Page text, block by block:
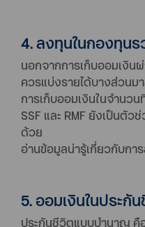
4. ลงทุนในกองทุนร
นอกจากการเก็บออมเงิ
ควรแบ่งรายได้บางส่วนม
การเก็บออมเงินในจำนว
SSF และ RMF ยังเป็นตั
ด้วย
อ่านข้อมูลน่ารู้เกี่ยวกับกา
5. ออมเงินในประ
ประกันชีวิตแบบบำนาญ คื